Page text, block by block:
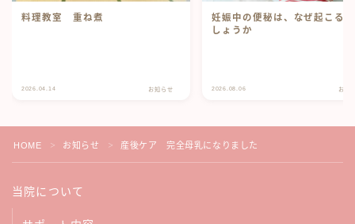
料理教室 重ね煮
2026.04.14 お知らせ
妊娠中の便秘は、なぜ起こる
しょうか
2026.08.06 お知
HOME ＞ お知らせ ＞ 産後ケア 完全母乳になりました
当院について